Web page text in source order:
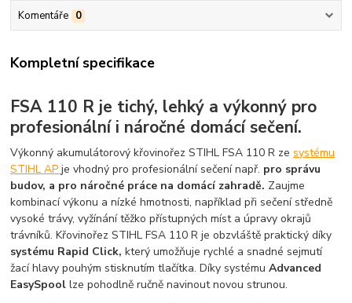
Komentáře 0
Kompletní specifikace
FSA 110 R je tichý, lehký a výkonný pro
profesionální i náročné domácí sečení.
Výkonný akumulátorový křovinořez STIHL FSA 110 R zesystému
STIHL APje vhodný pro profesionální sečení např. pro správu
budov, a pro náročné práce na domácí zahradě. Zaujme
kombinací výkonu a nízké hmotnosti, například při sečení středně
vysoké trávy, vyžínání těžko přístupných míst a úpravy okrajů
trávníků. Křovinořez STIHL FSA 110 R je obzvláště praktický díky
systému Rapid Click, který umožňuje rychlé a snadné sejmutí
žací hlavy pouhým stisknutím tlačítka. Díky systému Advanced
EasySpoollze pohodlně ručně navinout novou strunou.